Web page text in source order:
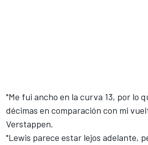
"Me fui ancho en la curva 13, por lo
décimas en comparación con mi
Verstappen.
"Lewis parece estar lejos adelante,